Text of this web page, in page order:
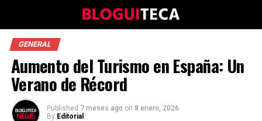
GENERAL
Aumento del Turismo en España: Un
Verano de Récord
Published 7 meses ago on 8 enero, 2026
By Editorial